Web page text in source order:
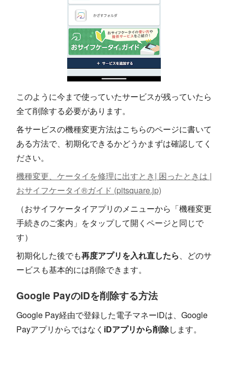
このように今まで使っていたサービスが残っていたら
全て削除する必要があります。
各サービスの機種変更方法はこちらのページに書いて
ある方法で、初期化できるかどうかまずは確認してく
ださい。
機種変更、ケータイを修理に出すとき| 困ったときは |
おサイフケータイ®ガイド (pitsquare.jp)
（おサイフケータイアプリのメニューから「機種変更
手続きのご案内」をタップして開くページと同じで
す）
初期化した後でも再度アプリを入れ直したら、どのサ
ービスも基本的には削除できます。
Google PayのiDを削除する方法
Google Pay経由で登録した電子マネーiDは、Google
Payアプリからではなく iDアプリから削除します。